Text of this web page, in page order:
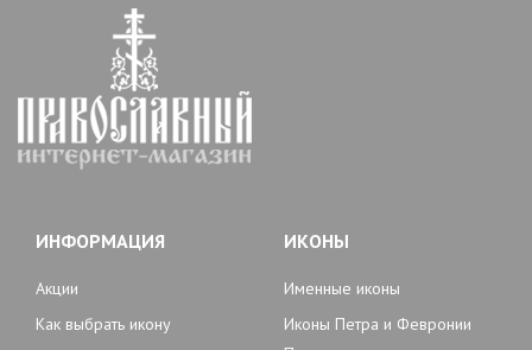
ИНФОРМАЦИЯ
Акции
Как выбрать икону
ИКОНЫ
Именные иконы
Иконы Петра и Февронии